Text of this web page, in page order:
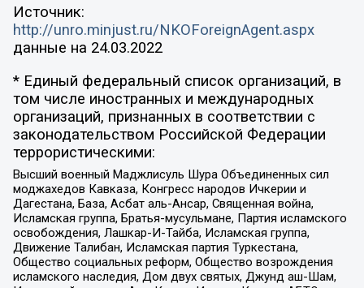
Источник:
http://unro.minjust.ru/NKOForeignAgent.aspx
данные на 24.03.2022
* Единый федеральный список организаций, в
том числе иностранных и международных
организаций, признанных в соответствии с
законодательством Российской Федерации
террористическими:
Высший военный Маджлисуль Шура Объединенных сил
моджахедов Кавказа, Конгресс народов Ичкерии и
Дагестана, База, Асбат аль-Ансар, Священная война,
Исламская группа, Братья-мусульмане, Партия исламского
освобождения, Лашкар-И-Тайба, Исламская группа,
Движение Талибан, Исламская партия Туркестана,
Общество социальных реформ, Общество возрождения
исламского наследия, Дом двух святых, Джунд аш-Шам,